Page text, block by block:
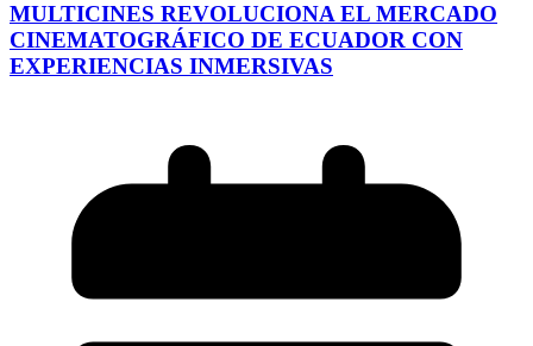
MULTICINES REVOLUCIONA EL MERCADO
CINEMATOGRÁFICO DE ECUADOR CON
EXPERIENCIAS INMERSIVAS